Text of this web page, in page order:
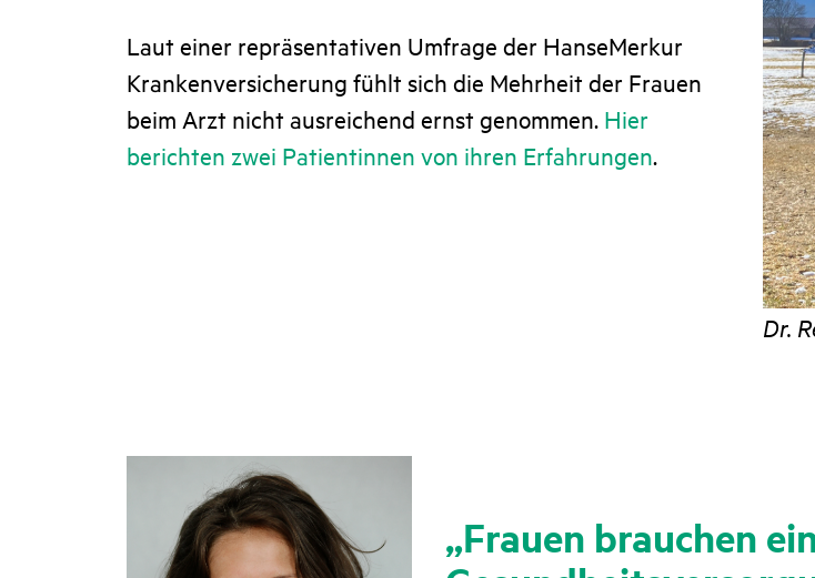
Laut einer repräsentativen Umfrage der HanseMerkur
Krankenversicherung fühlt sich die Mehrheit der Frauen
beim Arzt nicht ausreichend ernst genommen. Hier
berichten zwei Patientinnen von ihren Erfahrungen.
Dr.
„Frauen brauchen